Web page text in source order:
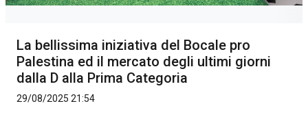
La bellissima iniziativa del Bocale pro
Palestina ed il mercato degli ultimi giorni
dalla D alla Prima Categoria
29/08/2025 21:54